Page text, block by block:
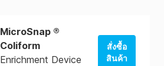
MicroSnap ®
Coliform
Enrichment Device
สั่งซื้อ
สินค้า